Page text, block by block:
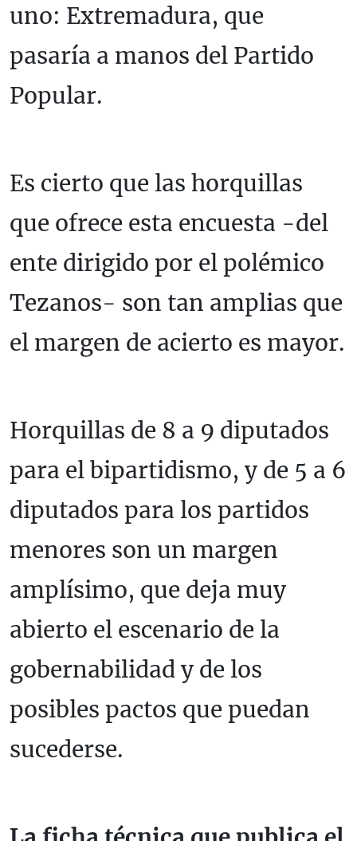
uno: Extremadura, que
pasaría a manos del Partido
Popular.
Es cierto que las horquillas
que ofrece esta encuesta -del
ente dirigido por el polémico
Tezanos- son tan amplias que
el margen de acierto es mayor.
Horquillas de 8 a 9 diputados
para el bipartidismo, y de 5 a 6
diputados para los partidos
menores son un margen
amplísimo, que deja muy
abierto el escenario de la
gobernabilidad y de los
posibles pactos que puedan
sucederse.